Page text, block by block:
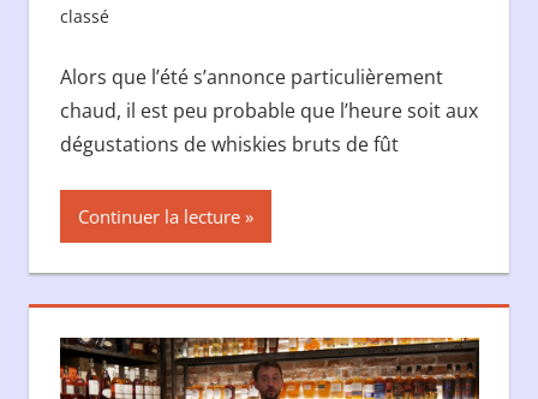
classé
Alors que l’été s’annonce particulièrement
chaud, il est peu probable que l’heure soit aux
dégustations de whiskies bruts de fût
Continuer la lecture